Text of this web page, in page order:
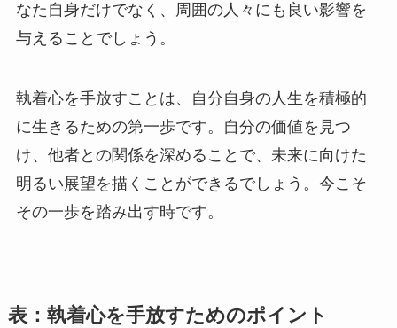
なた自身だけでなく、周囲の人々にも良い影響を
与えることでしょう。
執着心を手放すことは、自分自身の人生を積極的
に生きるための第一歩です。自分の価値を見つ
け、他者との関係を深めることで、未来に向けた
明るい展望を描くことができるでしょう。今こそ
その一歩を踏み出す時です。
表：執着心を手放すためのポイント